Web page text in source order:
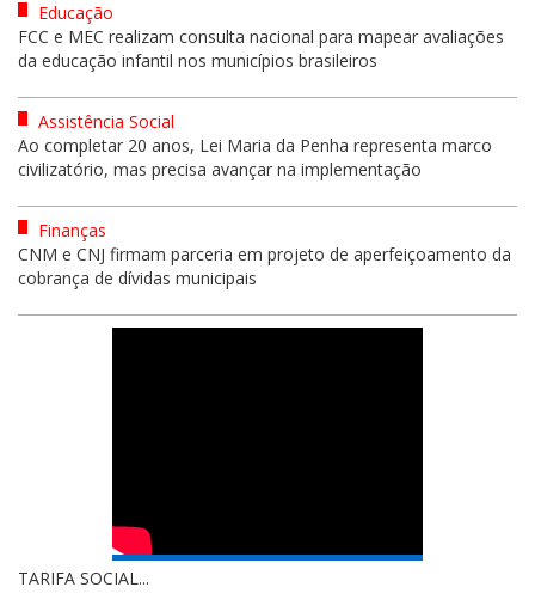
Educação
FCC e MEC realizam consulta nacional para mapear avaliações
da educação infantil nos municípios brasileiros
Assistência Social
Ao completar 20 anos, Lei Maria da Penha representa marco
civilizatório, mas precisa avançar na implementação
Finanças
CNM e CNJ firmam parceria em projeto de aperfeiçoamento da
cobrança de dívidas municipais
TARIFA SOCIAL...